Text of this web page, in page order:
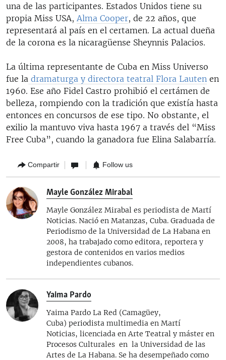
una de las participantes. Estados Unidos tiene su
propia Miss USA, Alma Cooper, de 22 años, que
representará al país en el certamen. La actual dueña
de la corona es la nicaragüense Sheynnis Palacios.
La última representante de Cuba en Miss Universo
fue la dramaturga y directora teatral Flora Lauten en
1960. Ese año Fidel Castro prohibió el certámen de
belleza, rompiendo con la tradición que existía hasta
entonces en concursos de ese tipo. No obstante, el
exilio la mantuvo viva hasta 1967 a través del “Miss
Free Cuba”, cuando la ganadora fue Elina Salabarría.
Compartir Follow us
Mayle González Mirabal
Mayle González Mirabal es periodista de Martí
Noticias. Nació en Matanzas, Cuba. Graduada de
Periodismo de la Universidad de La Habana en
2008, ha trabajado como editora, reportera y
gestora de contenidos en varios medios
independientes cubanos.
Yaima Pardo
Yaima Pardo La Red (Camagüey,
Cuba) periodista multimedia en Martí
Noticias, licenciada en Arte Teatral y máster en
Procesos Culturales en la Universidad de las
Artes de La Habana. Se ha desempeñado como